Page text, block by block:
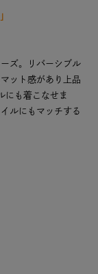
ズ。リバーシブル
ット感があり上品
にも着こなせま
ルにもマッチする